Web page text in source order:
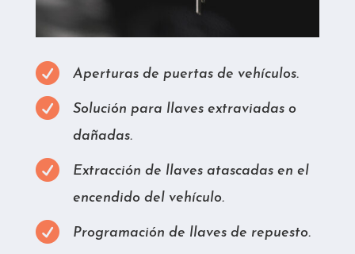
 Aperturas de puertas de vehículos.

Solución para llaves extraviadas o
dañadas.

Extracción de llaves atascadas en el
encendido del vehículo.
 Programación de llaves de repuesto.